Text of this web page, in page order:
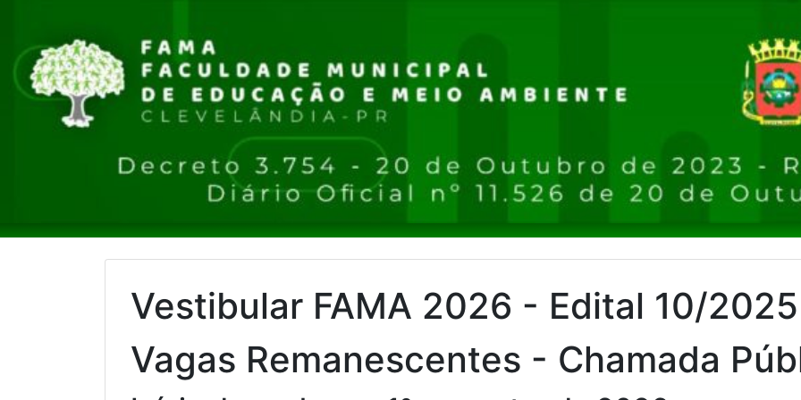
Vestibular FAMA 2026 - Edital 10/2025
Vagas Remanescentes - Chamada